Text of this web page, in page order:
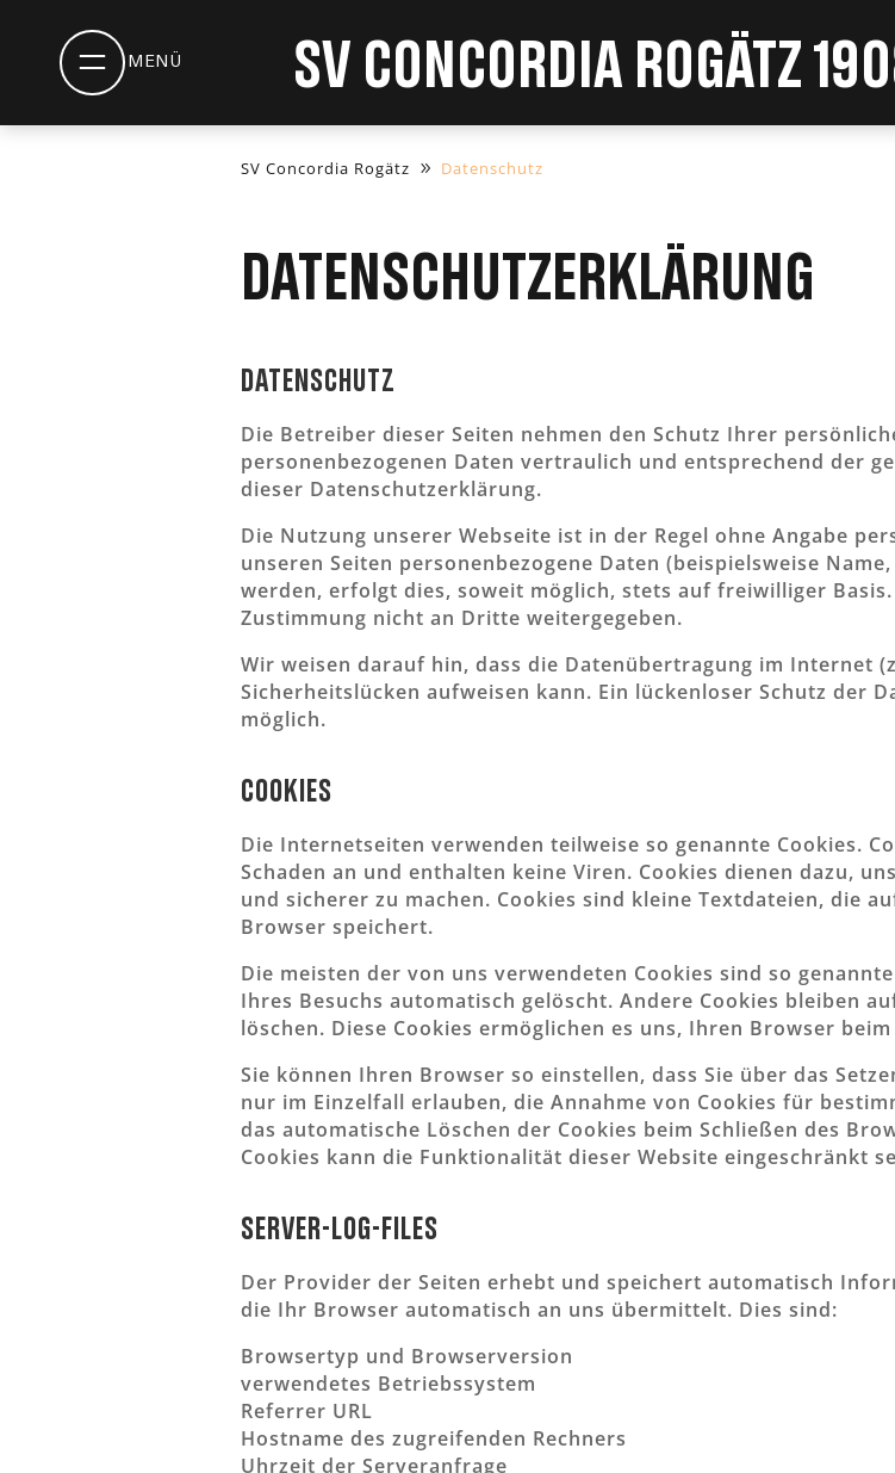
SV Concordia Rogätz
SV Concordia Rogätz Datenschutz
Datenschutzerklärung
Datenschutz
Die Betreiber dieser Seiten nehmen den Schutz Ihrer
personenbezogenen Daten vertraulich und entsprechend der
dieser Datenschutzerklärung.
Die Nutzung unserer Webseite ist in der Regel ohne Angabe
unseren Seiten personenbezogene Daten (beispielsweise
werden, erfolgt dies, soweit möglich, stets auf freiwilliger
Zustimmung nicht an Dritte weitergegeben.
Wir weisen darauf hin, dass die Datenübertragung im Internet
Sicherheitslücken aufweisen kann. Ein lückenloser Schutz der
möglich.
Cookies
Die Internetseiten verwenden teilweise so genannte Cookies.
Schaden an und enthalten keine Viren. Cookies dienen dazu,
und sicherer zu machen. Cookies sind kleine Textdateien, die
Browser speichert.
Die meisten der von uns verwendeten Cookies sind so genannte
Ihres Besuchs automatisch gelöscht. Andere Cookies bleiben
löschen. Diese Cookies ermöglichen es uns, Ihren Browser
Sie können Ihren Browser so einstellen, dass Sie über das
nur im Einzelfall erlauben, die Annahme von Cookies für
das automatische Löschen der Cookies beim Schließen des
Cookies kann die Funktionalität dieser Website eingeschränkt
Server-Log-Files
Der Provider der Seiten erhebt und speichert automatisch
die Ihr Browser automatisch an uns übermittelt. Dies sind:
Browsertyp und Browserversion
verwendetes Betriebssystem
Referrer URL
Hostname des zugreifenden Rechners
Uhrzeit der Serveranfrage